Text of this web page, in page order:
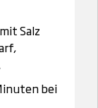
Salz
bei